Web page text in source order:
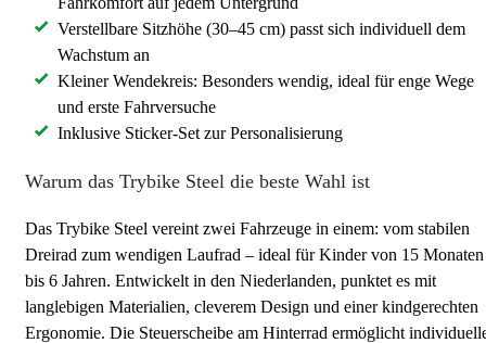
Verstellbare Sitzhöhe (30–45 cm) passt sich individuell dem
Wachstum an
Kleiner Wendekreis: Besonders wendig, ideal für enge Wege
und erste Fahrversuche
Inklusive Sticker-Set zur Personalisierung
Warum das Trybike Steel die beste Wahl ist
Das Trybike Steel vereint zwei Fahrzeuge in einem: vom stabilen
Dreirad zum wendigen Laufrad – ideal für Kinder von 15 Monaten
bis 6 Jahren. Entwickelt in den Niederlanden, punktet es mit
langlebigen Materialien, cleverem Design und einer kindgerechten
Ergonomie. Die Steuerscheibe am Hinterrad ermöglicht